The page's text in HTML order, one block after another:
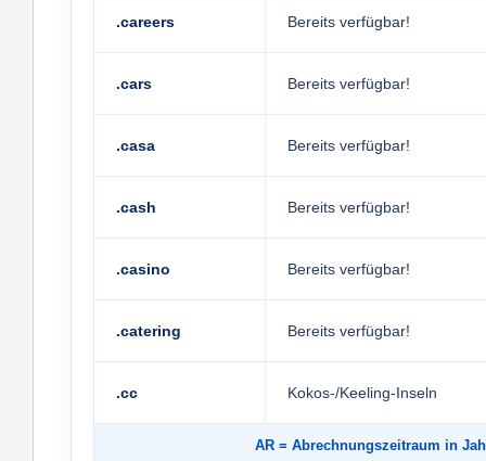
.careers Bereits verfügbar!
.cars Bereits verfügbar!
.casa Bereits verfügbar!
.cash Bereits verfügbar!
.casino Bereits verfügbar!
.catering Bereits verfügbar!
.cc Kokos-/Keeling-Inseln
AR = Abrechnungszeitraum in